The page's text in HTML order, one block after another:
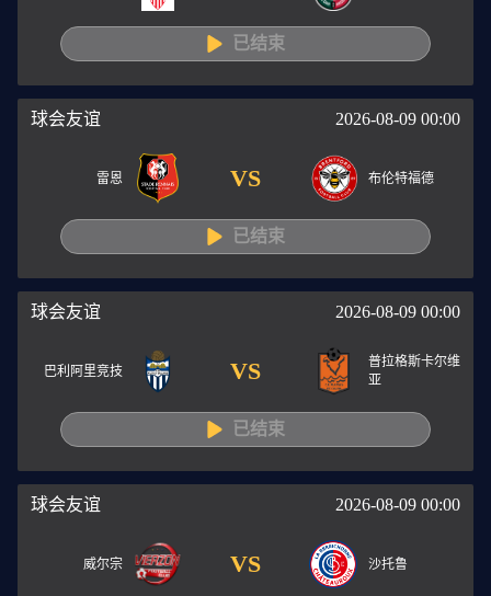
已结束
球会友谊 2026-08-09 00:00
雷恩 VS 布伦特福德
已结束
球会友谊 2026-08-09 00:00
巴利阿里竞技 VS
普拉格斯卡尔维
亚
已结束
球会友谊 2026-08-09 00:00
威尔宗 VS 沙托鲁